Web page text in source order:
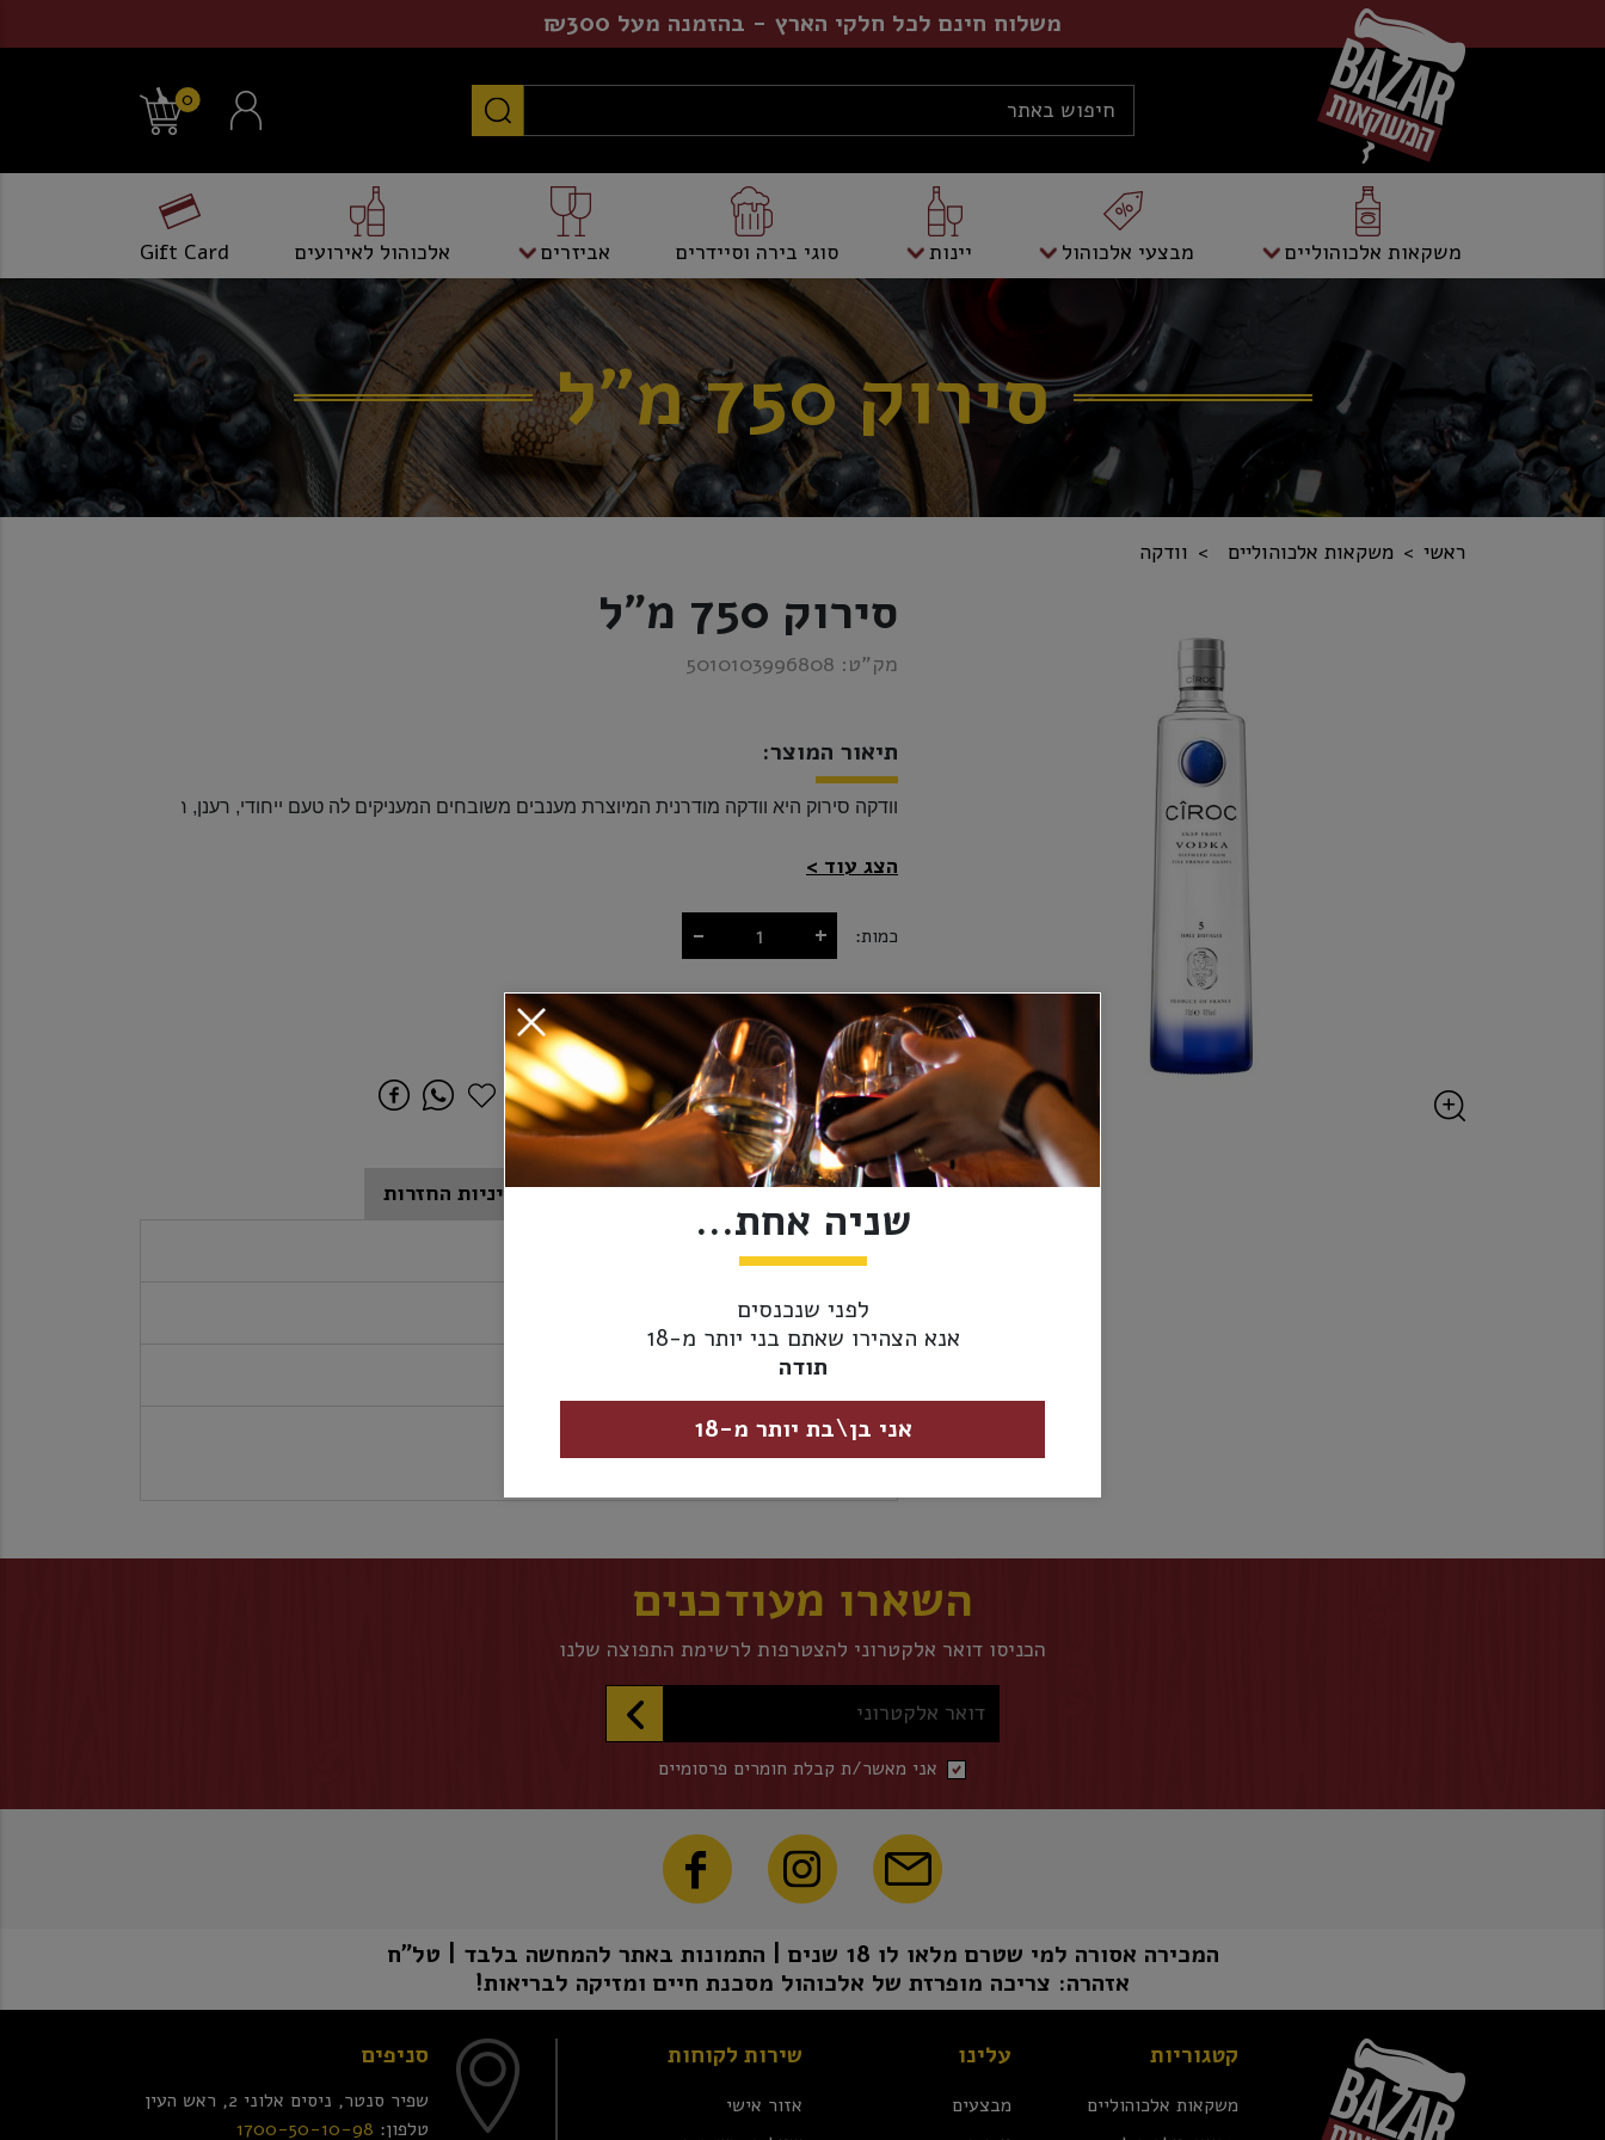
משלוח חינם לכל חלקי הארץ - בהזמנה מעל ₪300
0
משקאות אלכוהוליים מבצעי אלכוהול יינות סוגי בירה וסיידרים אביזרים אלכוהול לאירועים Gift Card
סירוק 750 מ"ל
ראשי משקאות אלכוהוליים וודקה
סירוק 750 מ"ל
מק”ט: 5010103996808
תיאור המוצר:
וודקה סירוק היא וודקה מודרנית המיוצרת מענבים משובחים המעניקים לה טעם ייחודי, רענן, חלק ופירותי. היא מזוקקת 5 פעמים לכן היא בעלת טעם עדין
הצג עוד
כמות: - +
₪145.00
אזל מהמלאי
מידע נוסף אספקה ומשלוחים
מדיניות החזרות
ארץ ייצור:
אחוז
אלכוהול:
השארו מעודכנים
הכניסו דואר אלקטרוני להצטרפות לרשימת התפוצה שלנו
דואר אלקטרוני
אני מאשר/ת קבלת חומרים פרסומיים
המכירה אסורה למי שטרם מלאו לו 18 שנים | התמונות באתר להמחשה בלבד | טל"ח
אזהרה: צריכה מופרזת של אלכוהול מסכנת חיים ומזיקה לבריאות!
קטגוריות
משקאות אלכוהוליים
עלינו
מבצעים
שירות לקוחות
אזור אישי
סניפים
שפיר סנטר, ניסים אלוני 2, ראש העין
טלפון: 1700-50-10-98
שניה אחת...
לפני שנכנסים
אנא הצהירו שאתם בני יותר מ-18
תודה
אני בן\בת יותר מ-18